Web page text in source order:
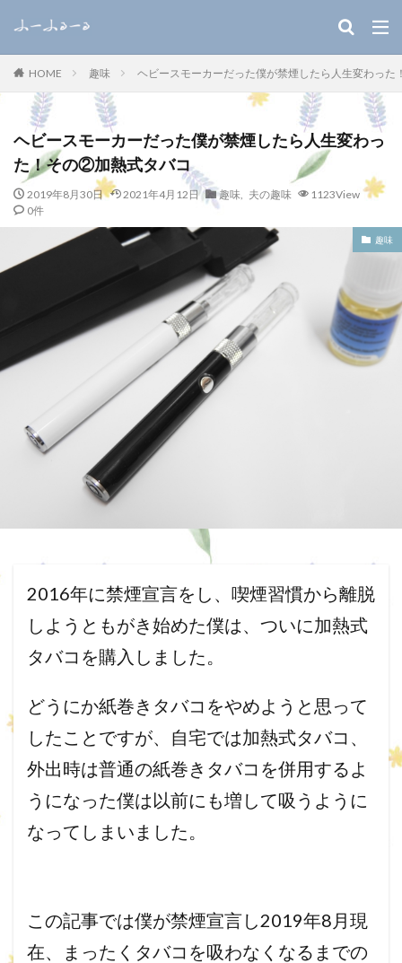
HOME 趣味 ヘビースモーカーだった僕が禁煙したら人生変わっ
ヘビースモーカーだった僕が禁煙したら人生変わっ
た！その②加熱式タバコ
2019年8月30日 2021年4月12日 趣味, 夫の趣味
1123View
0件
趣味
2016年に禁煙宣言をし、 喫煙習慣から離脱
しようともがき始めた僕は、 ついに加熱式
タバコを購入しました。
どうにか紙巻きタバコをやめようと思って
したことですが、 自宅では加熱式タバコ、
外出時は普通の紙巻きタバコを併用するよ
うになった僕は以前にも増して吸うように
なってしまいました。
この記事では僕が禁煙宣言し2019年8月現
在、
まったくタバコを吸わなくなるまでの
デザイン
カテゴリー